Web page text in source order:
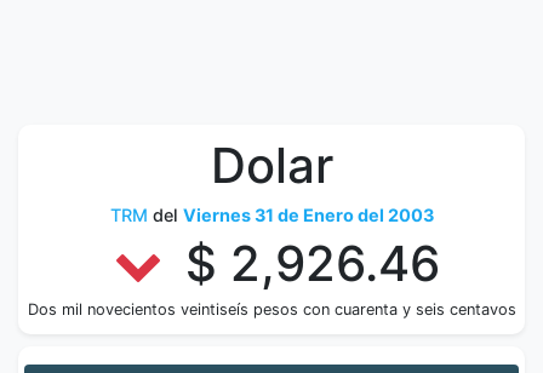
Dolar
TRM del Viernes 31 de Enero del 2003
$ 2,926.46
Dos mil novecientos veintiseís pesos con cuarenta y seis centavos